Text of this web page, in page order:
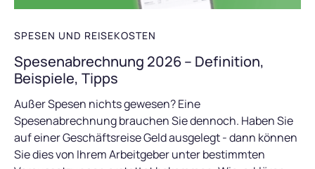
SPESEN UND REISEKOSTEN
Spesenabrechnung 2026 – Definition,
Beispiele, Tipps
Außer Spesen nichts gewesen? Eine
Spesenabrechnung brauchen Sie dennoch. Haben Sie
auf einer Geschäftsreise Geld ausgelegt - dann können
Sie dies von Ihrem Arbeitgeber unter bestimmten